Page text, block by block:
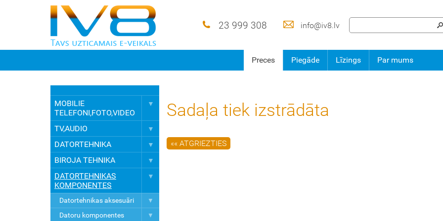
23 999 308 info@iv8.lv
Preces Piegāde Līzings Par mums
MOBILIE
TELEFONI,FOTO,VIDEO
TV,AUDIO
DATORTEHNIKA
BIROJA TEHNIKA
DATORTEHNIKAS
KOMPONENTES
Datortehnikas aksesuāri
Datoru komponentes
Sadaļa tiek izstrādāta
«« ATGRIEZTIES